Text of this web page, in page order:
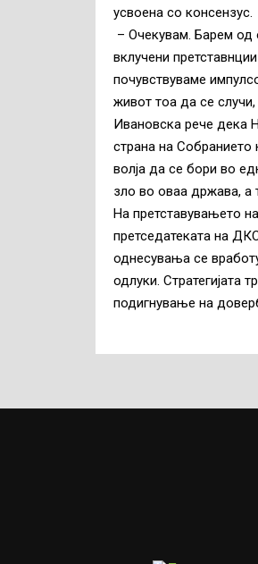
усвоена со консензус.
– Очекувам. Барем од
вклучени
почувствуваме
живот тоа да се
Ивановска рече дека
страна на Собранието
волја да се бори во
зло во оваа држава, а
На претставувањето
претседатеката на
однесувања се
одлуки. Стратегијата
подигнување на